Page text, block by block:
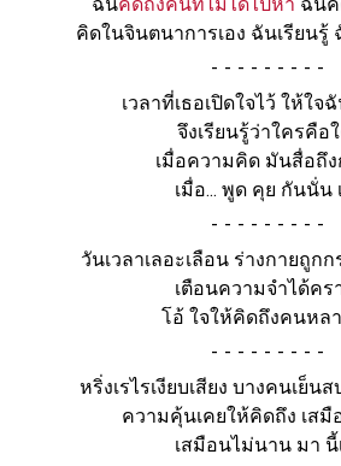
คิดในจินตนาการเอง ฉันเรียนรู้
-
เวลาที่เธอเปิดใจไว้ ให้ใจ
จึงเรียนรู้ว่าใครคือ
เมื่อความคิด มันสื่อถึ
เมื่อ... พูด คุย กันนั่น
-
วันเวลาเลอะเลือน ร่างกายถูก
เตือนความจำได้คร
โอ้ ใจให้คิดถึงคนหล
-
หริ่งเรไรเงียบเสียง บางคนเย็น
ความคุ้นเคยให้คิดถึง เส
เสมือนไม่นาน มา นี้